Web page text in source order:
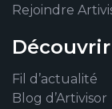
Rejoindre
Découvrir
Fil d’actualité
Blog d’Artivisor